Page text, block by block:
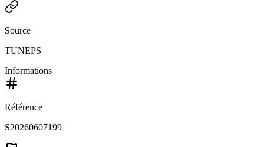
Source
TUNEPS
Informations
Référence
S20260607199